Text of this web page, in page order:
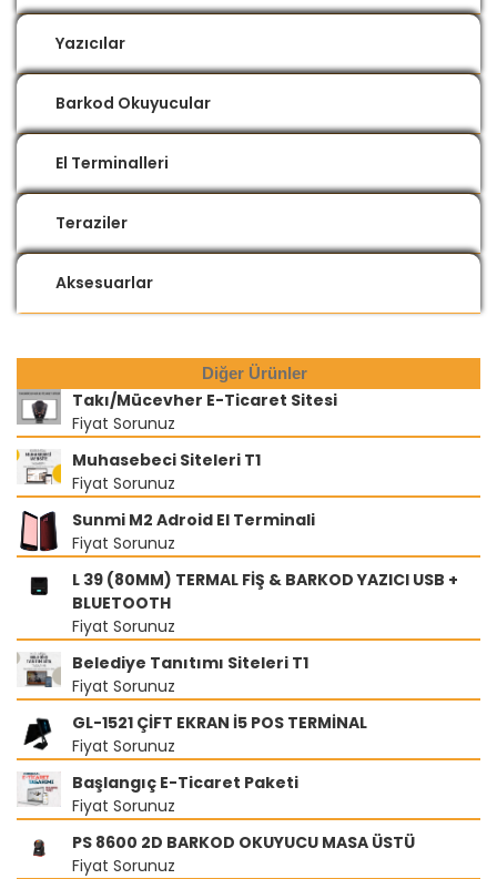
Yazıcılar
Barkod Okuyucular
El Terminalleri
Teraziler
Aksesuarlar
Diğer Ürünler
Takı/Mücevher E-Ticaret Sitesi
Fiyat Sorunuz
Muhasebeci Siteleri T1
Fiyat Sorunuz
Sunmi M2 Adroid El Terminali
Fiyat Sorunuz
L 39 (80MM) TERMAL FİŞ & BARKOD YAZICI USB +
BLUETOOTH
Fiyat Sorunuz
Belediye Tanıtımı Siteleri T1
Fiyat Sorunuz
GL-1521 ÇİFT EKRAN İ5 POS TERMİNAL
Fiyat Sorunuz
Başlangıç E-Ticaret Paketi
Fiyat Sorunuz
PS 8600 2D BARKOD OKUYUCU MASA ÜSTÜ
Fiyat Sorunuz